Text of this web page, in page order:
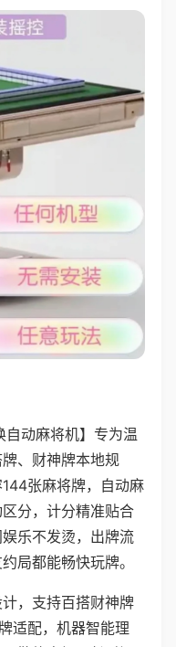
自动麻将机】专为温
、财神牌本地规
张麻将牌，自动麻
分，计分精准贴合
乐不发烫，出牌流
局都能畅快玩牌。
，支持百搭财神牌
适配，机器智能理